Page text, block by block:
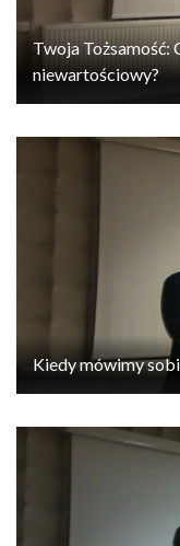
Twoja Tożsamość:
niewartościowy?
Kiedy mówimy